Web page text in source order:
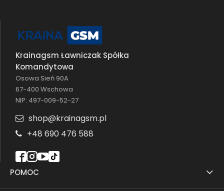
POMOC
Krainagsm Ławniczak Spółka
Komandytowa
Osowa Sień 90A
67-400 Wschowa
NIP: 497-009-52-27
shop@krainagsm.pl
+48 690 476 588